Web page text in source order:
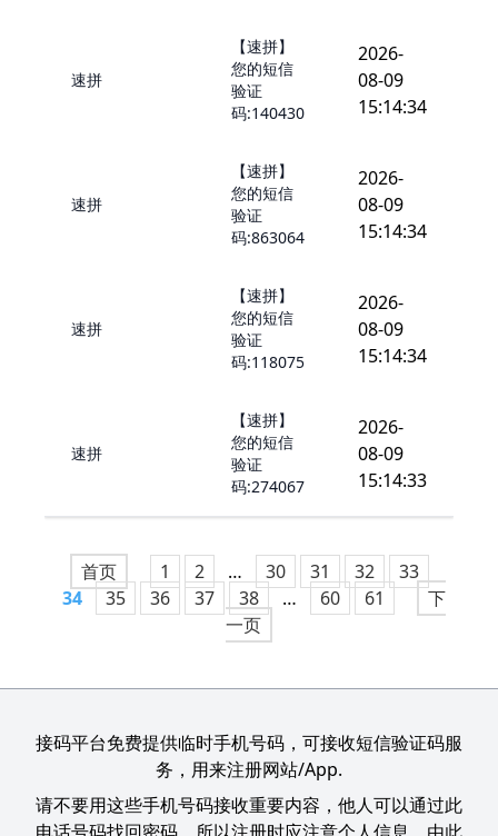
速拼
【速拼】
您的短信
验证
码:140430
2026-
08-09
15:14:34
速拼
【速拼】
您的短信
验证
码:863064
2026-
08-09
15:14:34
速拼
【速拼】
您的短信
验证
码:118075
2026-
08-09
15:14:34
速拼
【速拼】
您的短信
验证
码:274067
2026-
08-09
15:14:33
首页 1 2 … 30 31 32
33
34
35 36 37 38 … 60 61
下
一页
接码平台免费提供临时手机号码，可接收短信验证码服
务，用来注册网站/App.
请不要用这些手机号码接收重要内容，他人可以通过此
电话号码找回密码，所以注册时应注意个人信息，由此